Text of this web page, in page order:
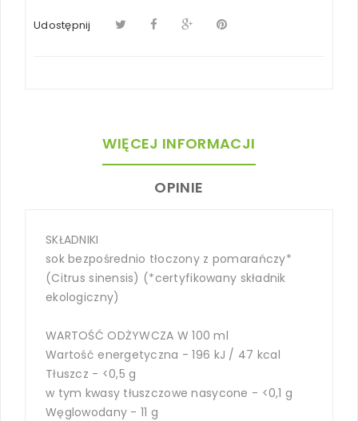
Udostępnij
WIĘCEJ INFORMACJI
OPINIE
SKŁADNIKI
sok bezpośrednio tłoczony z pomarańczy*
(Citrus sinensis) (*certyfikowany składnik
ekologiczny)
WARTOŚĆ ODŻYWCZA W 100 ml
Wartość energetyczna - 196 kJ / 47 kcal
Tłuszcz - <0,5 g
w tym kwasy tłuszczowe nasycone - <0,1 g
Węglowodany - 11 g